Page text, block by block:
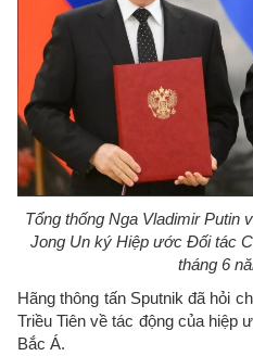
Tổng thống Nga Vladimir Putin
Jong Un ký Hiệp ước Đối tác
tháng 6
Hãng thông tấn Sputnik đã hỏi
Triều Tiên về tác động của hiệp
Bắc Á.